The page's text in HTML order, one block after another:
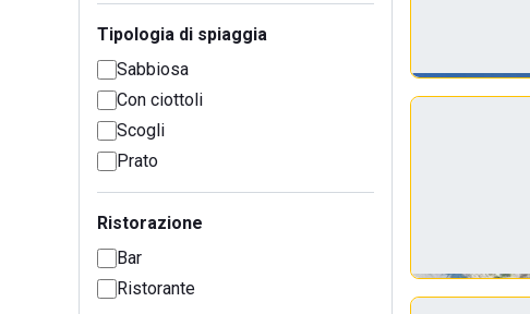
Tipologia di spiaggia
Sabbiosa
Con ciottoli
Scogli
Prato
Ristorazione
Bar
Ristorante